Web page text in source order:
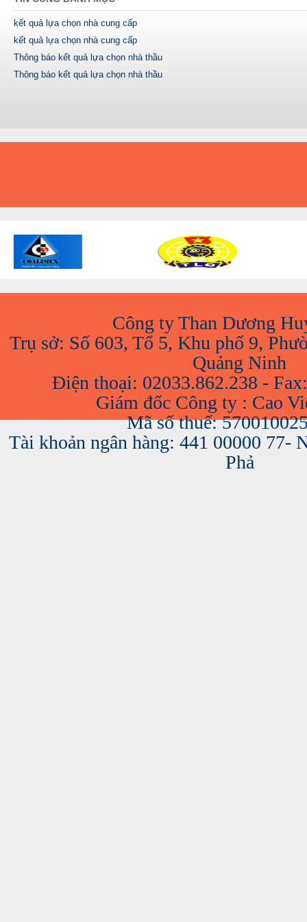
kết quả lựa chọn nhà cung cấp
kết quả lựa chọn nhà cung cấp
Thông báo kết quả lựa chọn nhà thầu
Thông báo kết quả lựa chọn nhà thầu
Công ty Than Dương
Trụ sở: Số 603, Tổ 5, Khu phố 9,
Quảng Ninh
Điện thoại: 02033.862.238 -
Giám đốc Công ty : Cao
Mã số thuế:
Tài khoản ngân hàng: 441 00000 77-
Phả